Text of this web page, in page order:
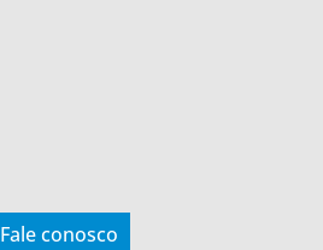
Fale conosco